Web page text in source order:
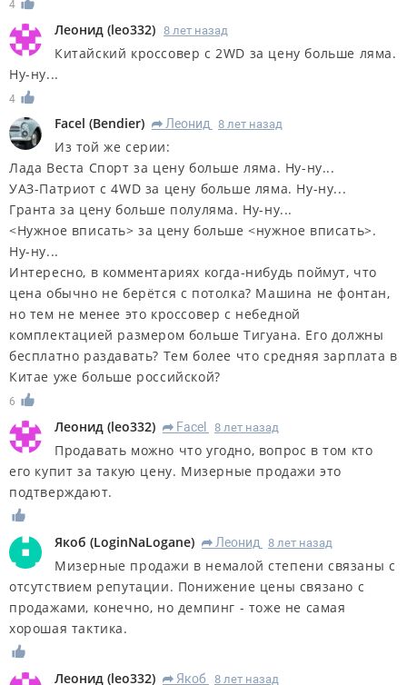
4
Леонид (leo332) 8 лет назад
Китайский кроссовер с 2WD за цену больше ляма.
Ну-ну...
4
Facel (Bendier) R Леонид 8 лет назад
Из той же серии:
Лада Веста Спорт за цену больше ляма. Ну-ну...
УАЗ-Патриот с 4WD за цену больше ляма. Ну-ну...
Гранта за цену больше полуляма. Ну-ну...
<Нужное вписать> за цену больше <нужное вписать>.
Ну-ну...
Интересно, в комментариях когда-нибудь поймут, что
цена обычно не берётся с потолка? Машина не фонтан,
но тем не менее это кроссовер с небедной
комплектацией размером больше Тигуана. Его должны
бесплатно раздавать? Тем более что средняя зарплата в
Китае уже больше российской?
6
Леонид (leo332) R Facel 8 лет назад
Продавать можно что угодно, вопрос в том кто
его купит за такую цену. Мизерные продажи это
подтверждают.
Якоб (LoginNaLogane) R Леонид 8 лет назад
Мизерные продажи в немалой степени связаны с
отсутствием репутации. Понижение цены связано с
продажами, конечно, но демпинг - тоже не самая
хорошая тактика.
Леонид (leo332) R Якоб 8 лет назад